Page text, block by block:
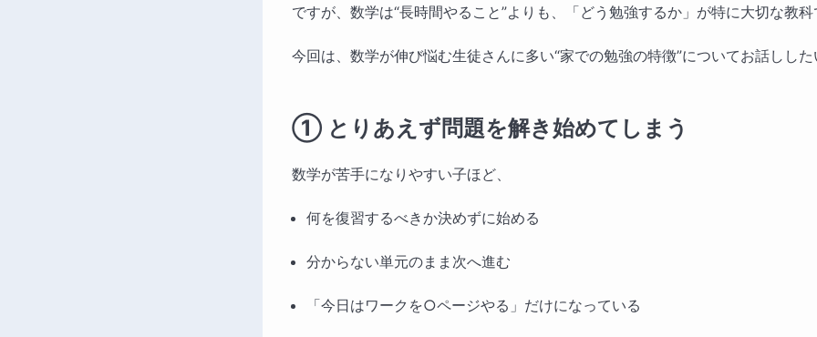
ですが、数学は“長時間やること”よりも、「どう勉強するか」が特に大切な教
今回は、数学が伸び悩む生徒さんに多い“家での勉強の特徴”についてお話しし
① とりあえず問題を解き始めてしまう
数学が苦手になりやすい子ほど、
何を復習するべきか決めずに始める
分からない単元のまま次へ進む
「今日はワークを○ページやる」だけになっている